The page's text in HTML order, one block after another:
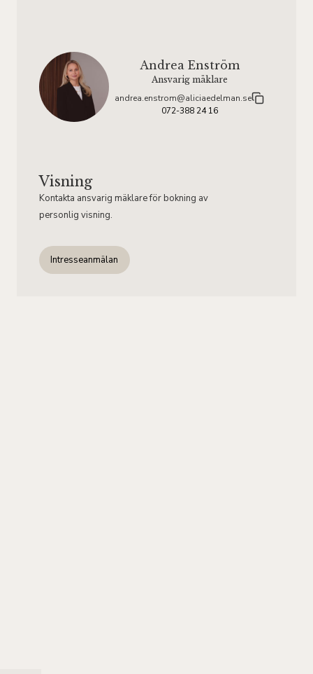
Andrea Enström
Ansvarig mäklare
andrea.enstrom@aliciaedelman.se
072-388 24 16
Visning
Kontakta ansvarig mäklare för bokning av
personlig visning.
Intresseanmälan